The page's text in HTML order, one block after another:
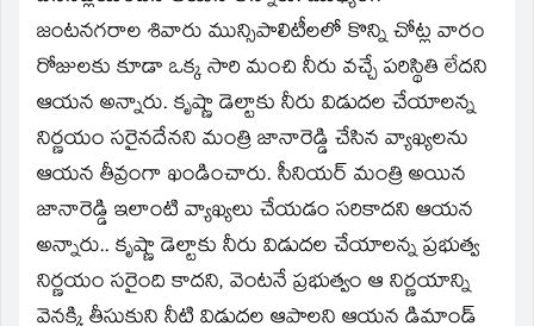
జంటనగరాల శివారు మున్సిపాలిటీలలో కొన్ని చోట్ల వారం
రోజులకు కూడా ఒక్క సారి మంచి నీరు వచ్చే పరిస్థితి లేదని
ఆయన అన్నారు. కృష్ణా డెల్టాకు నీరు విడుదల చేయాలన్న
నిర్ణయం సరైనదేనని మంత్రి జానారెడ్డి చేసిన వ్యాఖ్యలను
ఆయన తీవ్రంగా ఖండించారు. సీనియర్‌ మంత్రి అయిన
జానారెడ్డి ఇలాంటి వ్యాఖ్యలు చేయడం సరికాదని ఆయన
అన్నారు.. కృష్ణా డెల్టాకు నీరు విడుదల చేయాలన్న ప్రభుత్వ
నిర్ణయం సరైంది కాదని, వెంటనే ప్రభుత్వం ఆ నిర్ణయాన్ని
వెనక్కి తీసుకుని నీటి విడుదల ఆపాలని ఆయన డిమాండ్‌